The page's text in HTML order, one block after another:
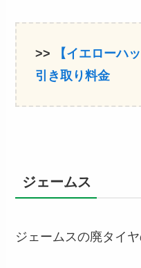
>>
【イエローハ
引き取り料金
ジェームス
ジェームスの廃タイ